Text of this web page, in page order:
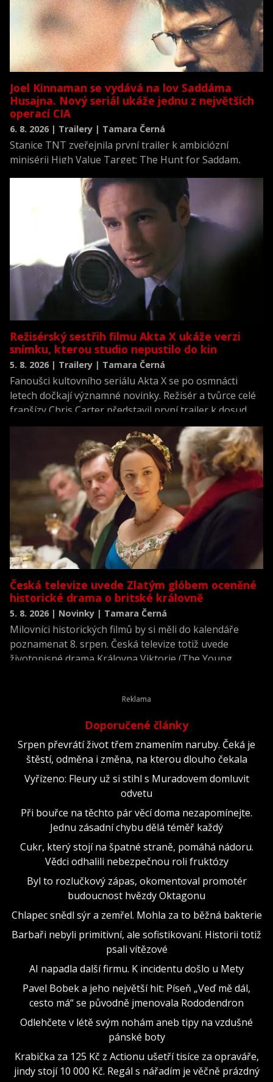
Joel Kinnaman se vydává na lov Saddáma
Husajna. Nový seriál ukáže jednu z největších
operací CIA
6. 8. 2026 | Trailery | Tamara Černá
Stanice TNT zveřejnila první trailer k ambiciózní
minisérii High Value Target: The Hunt for Saddam,
novodobých dějin.
Režisérský sestřih filmu Akta X ukáže verzi
snímku, kterou studio nepustilo do kin
5. 8. 2026 | Trailery | Tamara Černá
Fanoušci kultovního seriálu Akta X se po osmnácti
letech dočkají významné novinky. Režisér a tvůrce celé
franšízy Chris Carter představil první trailer k dosud
neviděné režisérské verzi filmu Akta X: Chci uvěřit.
Česká televize uvede Zlatým glóbem oceněné
historické drama o britské královně
5. 8. 2026 | Novinky | Tamara Černá
Milovníci historických filmů by si měli do kalendáře
poznamenat 8. srpen. Česká televize totiž uvede
životopisné drama Královna Viktorie (The Young
Doporučené články
Srpen převrátí život třem znamením naruby. Čeká je
štěstí, odměna i změna, na kterou dlouho čekala
Vyřízeno: Fleury už si stihl s Muradovem domluvit
odvetu
Při bouřce na těchto pár věcí doma nezapomínejte.
Jednu zásadní chybu dělá téměř každý
Cukr, který stojí na špatné straně, pomáhá nádoru.
Vědci odhalili nebezpečnou roli fruktózy
Byl to rozlučkový zápas, okomentoval promotér
budoucnost hvězdy Oktagonu
Chlapec snědl sýr a zemřel. Mohla za to běžná bakterie
Barbaři nebyli primitivní, ale sofistikovaní. Historii totiž
psali vítězové
AI napadla další firmu. K incidentu došlo u Mety
Pavel Bobek a jeho největší hit: Píseň „Veď mě dál,
cesto má“ se původně jmenovala Rododendron
Odlehčete v létě svým nohám aneb tipy na vzdušné
pánské boty
Krabička za 125 Kč z Actionu ušetří tisíce za opraváře,
jindy stojí 10 000 Kč. Regál s nářadím je věčně prázdný